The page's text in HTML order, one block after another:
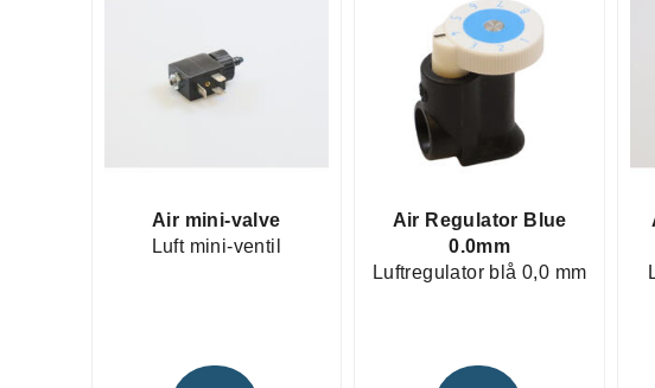
Air mini-valve
Luft mini-ventil
Air Regulator Blue
0.0mm
Luftregulator blå 0,0 mm